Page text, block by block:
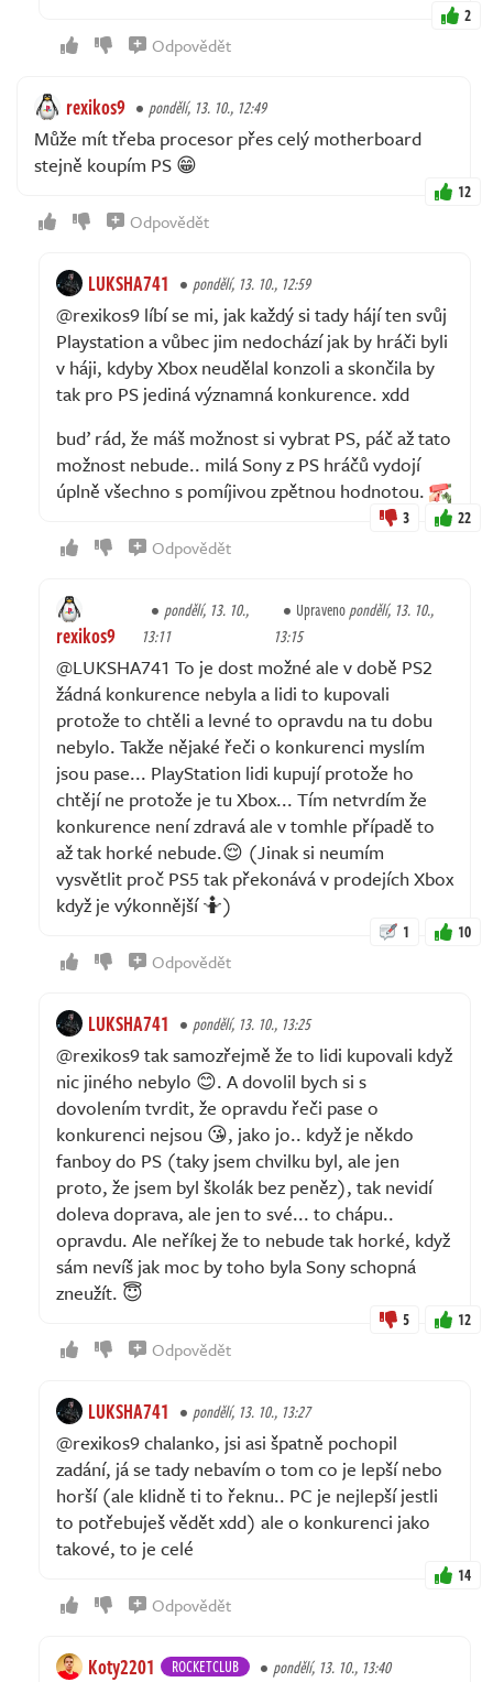
2
Odpovědět
rexikos9 pondělí, 13. 10., 12:49
Může mít třeba procesor přes celý motherboard
stejně koupím PS 😁
12
Odpovědět
LUKSHA741 pondělí, 13. 10., 12:59
@rexikos9 líbí se mi, jak každý si tady hájí ten svůj
Playstation a vůbec jim nedochází jak by hráči byli
v háji, kdyby Xbox neudělal konzoli a skončila by
tak pro PS jediná významná konkurence. xdd
buď rád, že máš možnost si vybrat PS, páč až tato
možnost nebude.. milá Sony z PS hráčů vydojí
úplně všechno s pomíjivou zpětnou hodnotou.
3 22
Odpovědět
rexikos9
pondělí, 13. 10.,
13:11
Upravenopondělí, 13. 10.,
13:15
@LUKSHA741 To je dost možné ale v době PS2
žádná konkurence nebyla a lidi to kupovali
protože to chtěli a levné to opravdu na tu dobu
nebylo. Takže nějaké řeči o konkurenci myslím
jsou pase... PlayStation lidi kupují protože ho
chtějí ne protože je tu Xbox... Tím netvrdím že
konkurence není zdravá ale v tomhle případě to
až tak horké nebude.😌 (Jinak si neumím
vysvětlit proč PS5 tak překonává v prodejích Xbox
když je výkonnější 🤷)
1 10
Odpovědět
LUKSHA741 pondělí, 13. 10., 13:25
@rexikos9 tak samozřejmě že to lidi kupovali když
nic jiného nebylo 😊. A dovolil bych si s
dovolením tvrdit, že opravdu řeči pase o
konkurenci nejsou 😘, jako jo.. když je někdo
fanboy do PS (taky jsem chvilku byl, ale jen
proto, že jsem byl školák bez peněz), tak nevidí
doleva doprava, ale jen to své... to chápu..
opravdu. Ale neříkej že to nebude tak horké, když
sám nevíš jak moc by toho byla Sony schopná
zneužít. 😇
5 12
Odpovědět
LUKSHA741 pondělí, 13. 10., 13:27
@rexikos9 chalanko, jsi asi špatně pochopil
zadání, já se tady nebavím o tom co je lepší nebo
horší (ale klidně ti to řeknu.. PC je nejlepší jestli
to potřebuješ vědět xdd) ale o konkurenci jako
takové, to je celé
14
Odpovědět
Koty2201 ROCKETCLUB pondělí, 13. 10., 13:40